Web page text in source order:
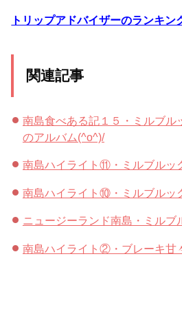
トリップアドバイザーのランキン
関連記事
南島食べある記１５・ミルブル
のアルバム(^o^)/
南島ハイライト⑪・ミルブルッ
南島ハイライト⑩・ミルブルッ
ニュージーランド南島・ミルブ
南島ハイライト②・ブレーキ甘